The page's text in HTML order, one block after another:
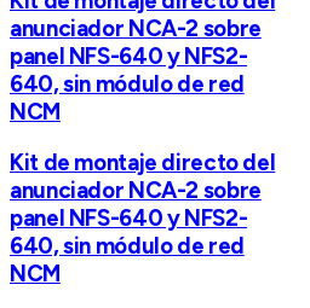
anunciador NCA-2 sobre
panel NFS-640 y NFS2-
640, sin módulo de red
NCM
Kit de montaje directo del
anunciador NCA-2 sobre
panel NFS-640 y NFS2-
640, sin módulo de red
NCM